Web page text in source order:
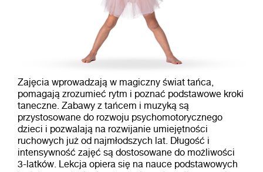
Zajęcia wprowadzają w magiczny świat tańca,
pomagają zrozumieć rytm i poznać podstawowe kroki
taneczne. Zabawy z tańcem i muzyką są
przystosowane do rozwoju psychomotorycznego
dzieci i pozwalają na rozwijanie umiejętności
ruchowych już od najmłodszych lat. Długość i
intensywność zajęć są dostosowane do możliwości
3-latków. Lekcja opiera się na nauce podstawowych